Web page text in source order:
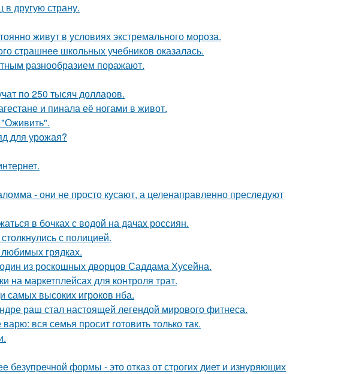
другую страну.
живут в условиях экстремального мороза.
страшнее школьных учебников оказалась.
разнообразием поражают.
по 250 тысяч долларов.
и пинала её ногами в живот.
"Оживить".
для урожая?
- они не просто кусают, а целенаправленно преследуют
в бочках с водой на дачах россиян.
с полицией.
любимых грядках.
из роскошных дворцов Саддама Хусейна.
на маркетплейсах для контроля трат.
самых высоких игроков нба.
раш стал настоящей легендой мирового фитнеса.
вся семья просит готовить только так.
безупречной формы - это отказ от строгих диет и изнуряющих